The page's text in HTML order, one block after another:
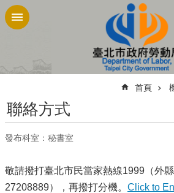
跳到主要內容區塊
首頁
聯絡方式
發布科室：秘書室
敬請撥打臺北市民當家熱線1999（外
27208889），再撥打分機。 Click to